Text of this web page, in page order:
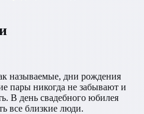
называемые, дни рождения
пары никогда не забывают и
В день свадебного юбилея
все близкие люди.